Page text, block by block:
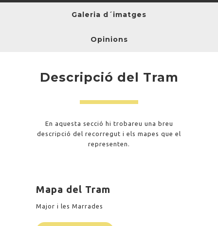
Galeria d´imatges
Opinions
Descripció del Tram
En aquesta secció hi trobareu una breu
descripció del recorregut i els mapes que el
representen.
Mapa del Tram
Major i les Marrades